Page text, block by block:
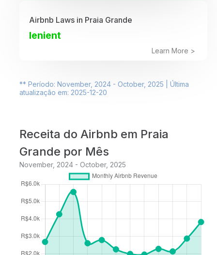
Airbnb Laws in Praia Grande
lenient
Learn More >
** Período: November, 2024 - October, 2025 | Última
atualização em: 2025-12-20
Receita do Airbnb em Praia
Grande por Mês
November, 2024 - October, 2025